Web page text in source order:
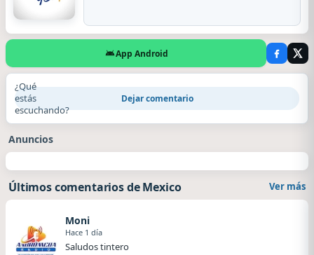
App Android
¿Qué
estás
escuchando?
Dejar comentario
Anuncios
Últimos comentarios de Mexico Ver más
Moni
Hace 1 día
Saludos tintero